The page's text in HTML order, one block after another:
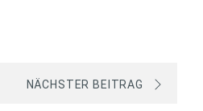
NÄCHSTER BEITRAG